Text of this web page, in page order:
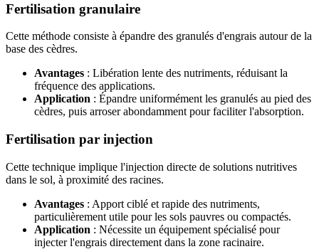
Fertilisation granulaire
Cette méthode consiste à épandre des granulés d'engrais autour de la
base des cèdres.
Avantages : Libération lente des nutriments, réduisant la
fréquence des applications.
Application : Épandre uniformément les granulés au pied des
cèdres, puis arroser abondamment pour faciliter l'absorption.
Fertilisation par injection
Cette technique implique l'injection directe de solutions nutritives
dans le sol, à proximité des racines.
Avantages : Apport ciblé et rapide des nutriments,
particulièrement utile pour les sols pauvres ou compactés.
Application : Nécessite un équipement spécialisé pour
injecter l'engrais directement dans la zone racinaire.